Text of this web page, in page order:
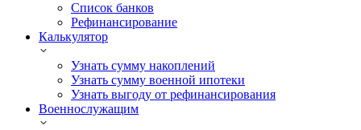
Список банков
Рефинансирование
Калькулятор
Узнать сумму накоплений
Узнать сумму военной ипотеки
Узнать выгоду от рефинансирования
Военнослужащим